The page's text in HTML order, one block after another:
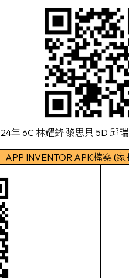
年 6C 林耀鋒 黎思貝 5D 邱
APP INVENTOR APK檔案 (